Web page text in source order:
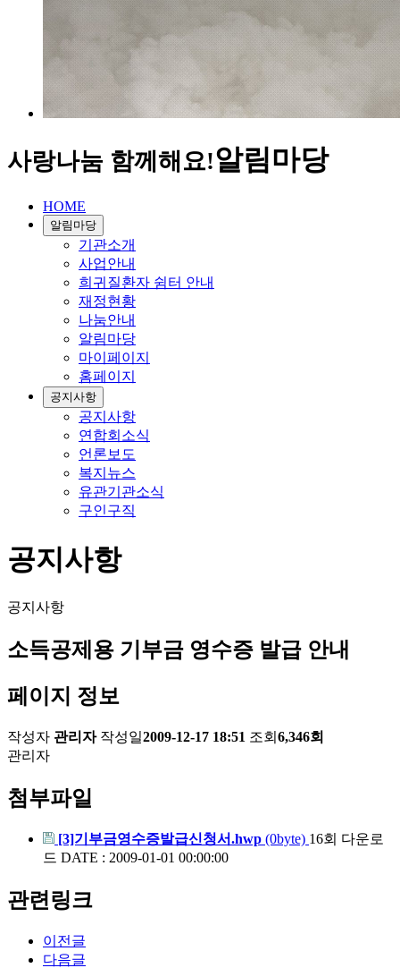
사랑나눔 함께해요!알림마당
HOME
알림마당
기관소개
사업안내
희귀질환자 쉼터 안내
재정현황
나눔안내
알림마당
마이페이지
홈페이지
공지사항
공지사항
연합회소식
언론보도
복지뉴스
유관기관소식
구인구직
공지사항
공지사항
소득공제용 기부금 영수증 발급 안내
페이지 정보
작성자 관리자 작성일2009-12-17 18:51 조회 6,346회
관리자
첨부파일
[3]기부금영수증발급신청서.hwp (0byte) 16회 다운로
드 DATE : 2009-01-01 00:00:00
관련링크
이전글
다음글